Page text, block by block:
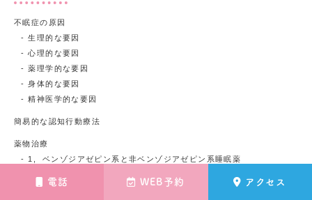
電話 WEB予約 アクセス
不眠症の原因
生理的な要因
心理的な要因
薬理学的な要因
身体的な要因
精神医学的な要因
簡易的な認知行動療法
薬物治療
1, ベンゾジアゼピン系と非ベンゾジアゼピン系睡眠薬